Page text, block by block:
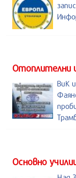
Отоплителни
ВиК
Основно